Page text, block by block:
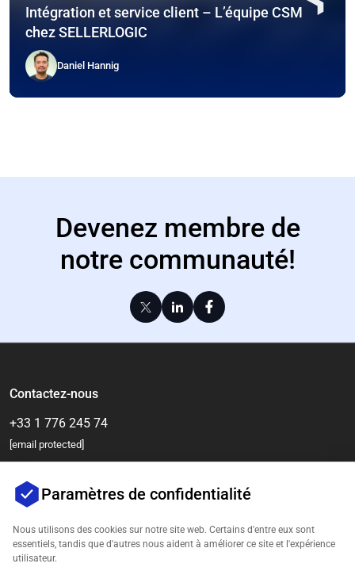
Intégration et service client – L’équipe CSM
chez SELLERLOGIC
Daniel Hannig
Devenez membre de
notre communauté!
Contactez-nous
+33 1 776 245 74
[email protected]
Paramètres de confidentialité
Nous utilisons des cookies sur notre site web. Certains d'entre eux sont
essentiels, tandis que d'autres nous aident à améliorer ce site et l'expérience
utilisateur.